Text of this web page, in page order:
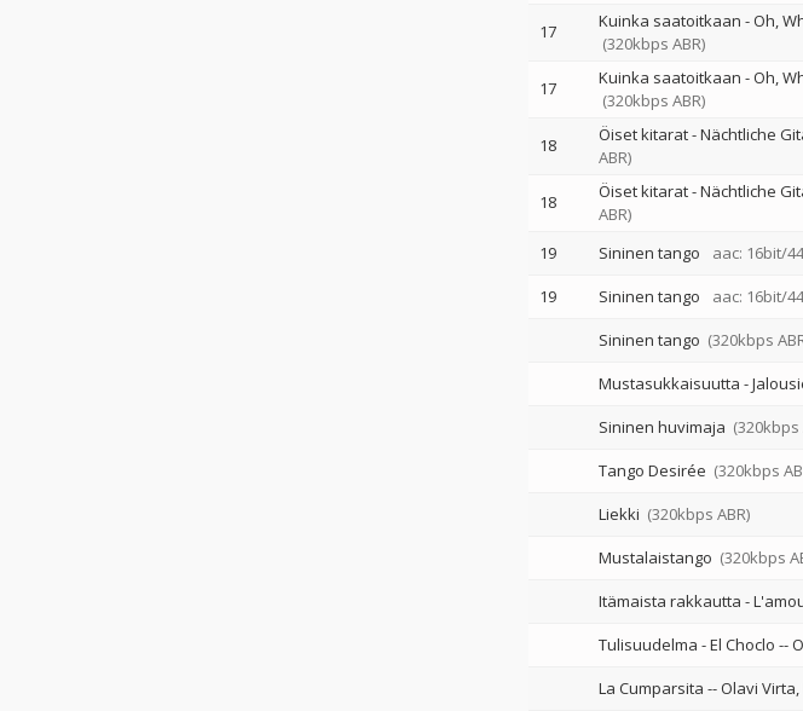
17 Kuinka saatoitkaan - Oh,
(320kbps ABR)
17 Kuinka saatoitkaan - Oh,
(320kbps ABR)
18 Öiset kitarat - Nächtliche
ABR)
18 Öiset kitarat - Nächtliche
ABR)
19 Sininen tango aac: 16bit/
19
Sininen tango aac: 16bit/
Sininen tango (320kbps
Mustasukkaisuutta -
Sininen huvimaja (320kbps
Tango Desirée (320kbps
Liekki (320kbps ABR)
Mustalaistango (320kbps
Itämaista rakkautta -
Tulisuudelma - El Choclo --
La Cumparsita --Olavi Virta